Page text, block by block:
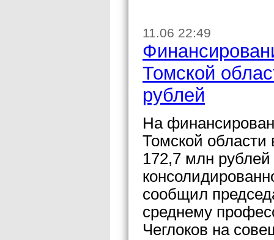
11.06 22:49
Томской
рублей
На
Томской области
172,7 млн
сообщил
среднему
Чеглоков на